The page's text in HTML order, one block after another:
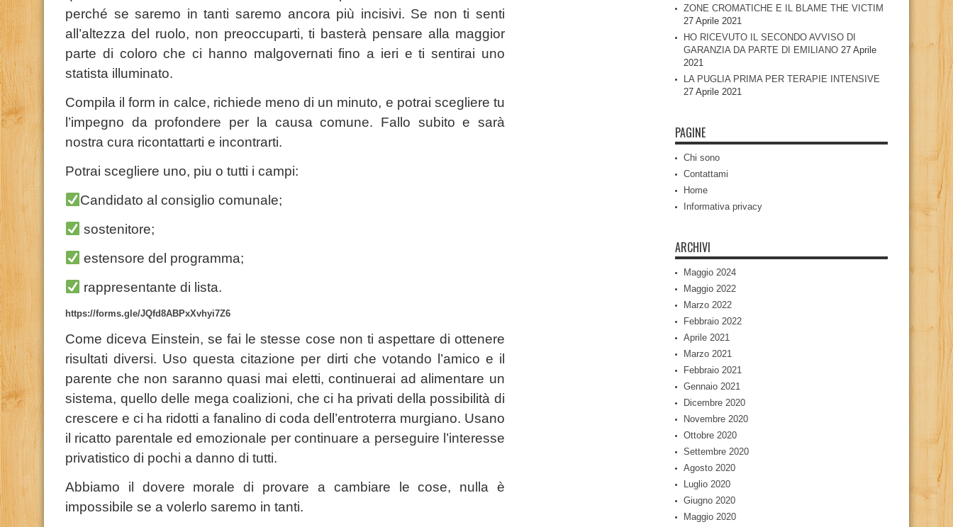
perché se saremo in tanti saremo ancora più incisivi. Se non ti senti
all’altezza del ruolo, non preoccuparti, ti basterà pensare alla maggior
parte di coloro che ci hanno malgovernati fino a ieri e ti sentirai uno
statista illuminato.
Compila il form in calce, richiede meno di un minuto, e potrai scegliere tu
l’impegno da profondere per la causa comune. Fallo subito e sarà
nostra cura ricontattarti e incontrarti.
Potrai scegliere uno, piu o tutti i campi:
Candidato al consiglio comunale;
sostenitore;
estensore del programma;
rappresentante di lista.
https://forms.gle/JQfd8ABPxXvhyi7Z6
Come diceva Einstein, se fai le stesse cose non ti aspettare di ottenere
risultati diversi. Uso questa citazione per dirti che votando l’amico e il
parente che non saranno quasi mai eletti, continuerai ad alimentare un
sistema, quello delle mega coalizioni, che ci ha privati della possibilità di
crescere e ci ha ridotti a fanalino di coda dell’entroterra murgiano. Usano
il ricatto parentale ed emozionale per continuare a perseguire l’interesse
privatistico di pochi a danno di tutti.
Abbiamo il dovere morale di provare a cambiare le cose, nulla è
impossibile se a volerlo saremo in tanti.
ZONE CROMATICHE E IL BLAME THE VICTIM
27 Aprile 2021
HO RICEVUTO IL SECONDO AVVISO DI
GARANZIA DA PARTE DI EMILIANO 27 Aprile
2021
LA PUGLIA PRIMA PER TERAPIE INTENSIVE
27 Aprile 2021
PAGINE
Chi sono
Contattami
Home
Informativa privacy
ARCHIVI
Maggio 2024
Maggio 2022
Marzo 2022
Febbraio 2022
Aprile 2021
Marzo 2021
Febbraio 2021
Gennaio 2021
Dicembre 2020
Novembre 2020
Ottobre 2020
Settembre 2020
Agosto 2020
Luglio 2020
Giugno 2020
Maggio 2020